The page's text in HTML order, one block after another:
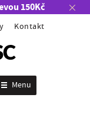
150Kč
Kontakt
Menu